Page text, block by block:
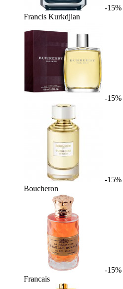
-15%
Francis Kurkdjian
-15%
-15%
Boucheron
-15%
Francais